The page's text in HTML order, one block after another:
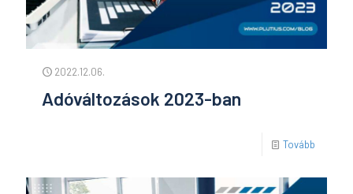
2022.12.06.
Adóváltozások 2023-ban
Tovább